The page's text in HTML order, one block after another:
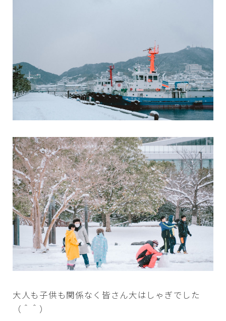
大人も子供も関係なく皆さん大はしゃぎでした
（＾＾）